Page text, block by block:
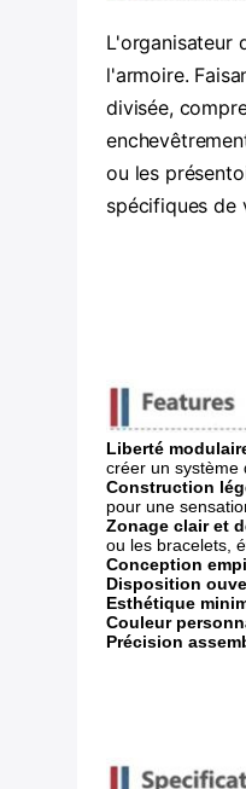
L'organisateur
l'armoire.
divisée,
ou les
spécifiques de
Liberté
créer un système
Construction
pour une
Zonage clair et
ou les bracelets,
Conception
Disposition
Esthétique
Couleur
Précision